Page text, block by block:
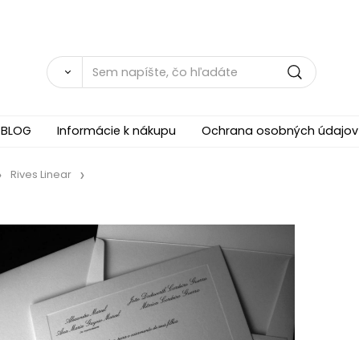
BLOG Informácie k nákupu Ochrana osobných údajov
Rives Linear